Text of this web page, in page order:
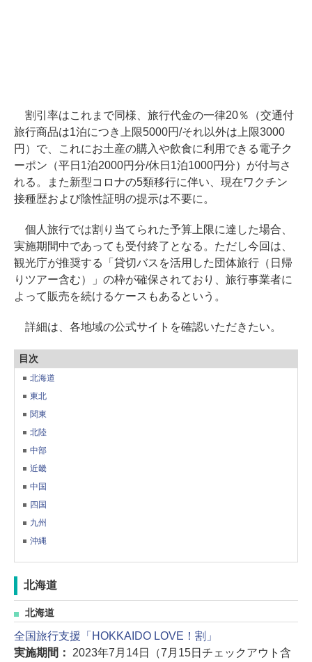
割引率はこれまで同様、旅行代金の一律20％（交通付
旅行商品は1泊につき上限5000円/それ以外は上限3000
円）で、これにお土産の購入や飲食に利用できる電子ク
ーポン（平日1泊2000円分/休日1泊1000円分）が付与さ
れる。また新型コロナの5類移行に伴い、現在ワクチン
接種歴および陰性証明の提示は不要に。
個人旅行では割り当てられた予算上限に達した場合、
実施期間中であっても受付終了となる。ただし今回は、
観光庁が推奨する「貸切バスを活用した団体旅行（日帰
りツアー含む）」の枠が確保されており、旅行事業者に
よって販売を続けるケースもあるという。
詳細は、各地域の公式サイトを確認いただきたい。
目次
北海道
東北
関東
北陸
中部
近畿
中国
四国
九州
沖縄
北海道
北海道
全国旅行支援「HOKKAIDO LOVE！割」
実施期間： 2023年7月14日（7月15日チェックアウト含